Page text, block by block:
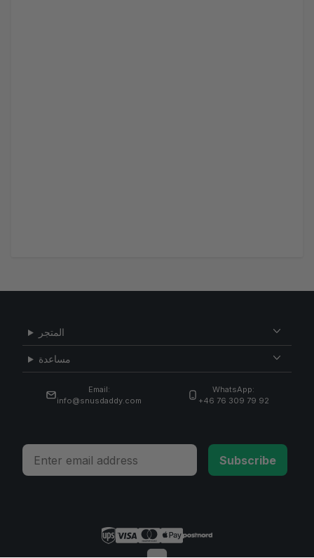
المتجر
مساعدة
Email:
info@snusdaddy.com
WhatsApp:
+46 76 309 79 92
Email
Subscribe